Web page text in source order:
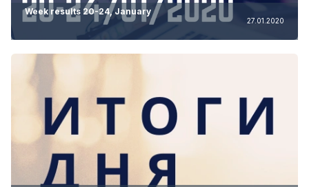
Week results 20-24, January
27.01.2020